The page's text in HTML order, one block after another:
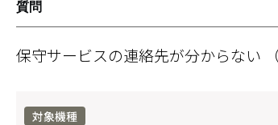
質問
保守サービスの連絡先が分からない
対象機種